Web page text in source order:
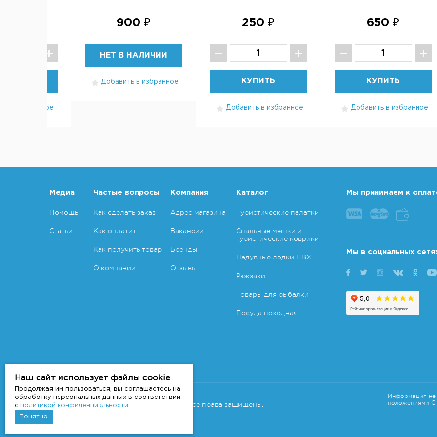
в избранное
900 ₽
НЕТ В НАЛИЧИИ
Добавить в избранное
250 ₽
КУПИТЬ
Добавить в избранное
650 ₽
КУПИТЬ
Добавить в избранное
Медиа
Помощь
Статьи
Частые вопросы
Как сделать заказ
Как оплатить
Как получить товар
О компании
Компания
Адрес магазина
Вакансии
Бренды
Отзывы
Каталог
Туристические палатки
Спальные мешки и
туристические коврики
Надувные лодки ПВХ
Рюкзаки
Товары для рыбалки
Посуда походная
Мы принимаем к
Мы в социальных
Copyright 2011-2026 © 7veter.ru
Интернет-магазин "На Семи Ветрах". Все права защищены.
Информация не
положениями
Наш сайт использует файлы cookie
Продолжая им пользоваться, вы соглашаетесь на
обработку персональных данных в соответствии
с политикой конфиденциальности
Понятно